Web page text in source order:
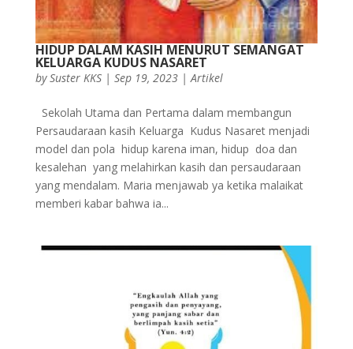
HIDUP DALAM KASIH MENURUT SEMANGAT
KELUARGA KUDUS NASARET
bySuster KKS| Sep 19, 2023|Artikel
Sekolah Utama dan Pertama dalam membangun
Persaudaraan kasih Keluarga Kudus Nasaret menjadi
model dan pola hidup karena iman, hidup doa dan
kesalehan yang melahirkan kasih dan persaudaraan
yang mendalam. Maria menjawab ya ketika malaikat
memberi kabar bahwa ia...